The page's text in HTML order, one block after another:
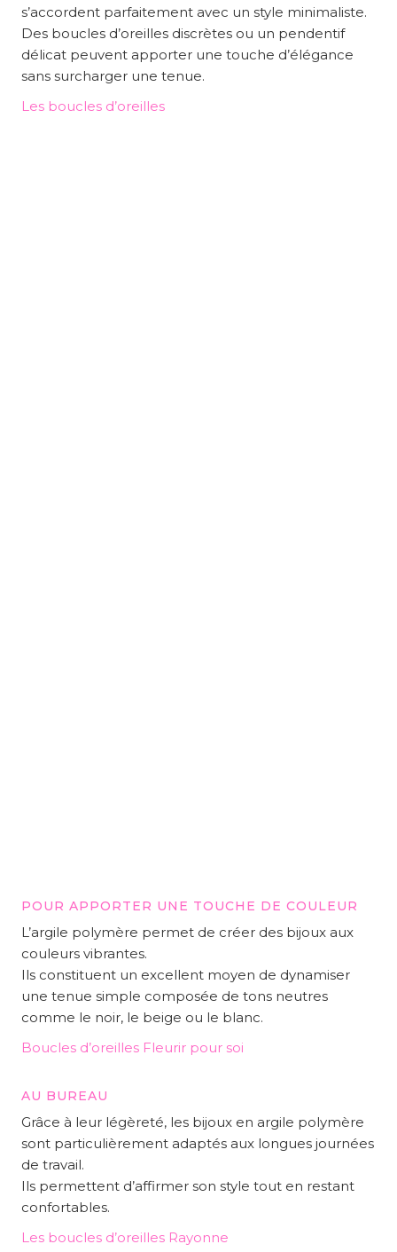
s’accordent parfaitement avec un style minimaliste.
Des boucles d’oreilles discrètes ou un pendentif
délicat peuvent apporter une touche d’élégance
sans surcharger une tenue.
Les boucles d’oreilles
POUR APPORTER UNE TOUCHE DE COULEUR
L’argile polymère permet de créer des bijoux aux
couleurs vibrantes.
Ils constituent un excellent moyen de dynamiser
une tenue simple composée de tons neutres
comme le noir, le beige ou le blanc.
Boucles d’oreilles Fleurir pour soi
AU BUREAU
Grâce à leur légèreté, les bijoux en argile polymère
sont particulièrement adaptés aux longues journées
de travail.
Ils permettent d’affirmer son style tout en restant
confortables.
Les boucles d’oreilles Rayonne